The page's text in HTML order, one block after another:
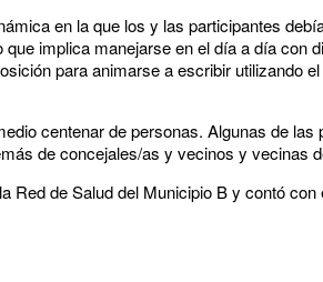
en la que los y las participantes
implica manejarse en el día a día con
para animarse a escribir utilizando
centenar de personas. Algunas de
de concejales/as y vecinos y vecinas
Red de Salud del Municipio B y contó